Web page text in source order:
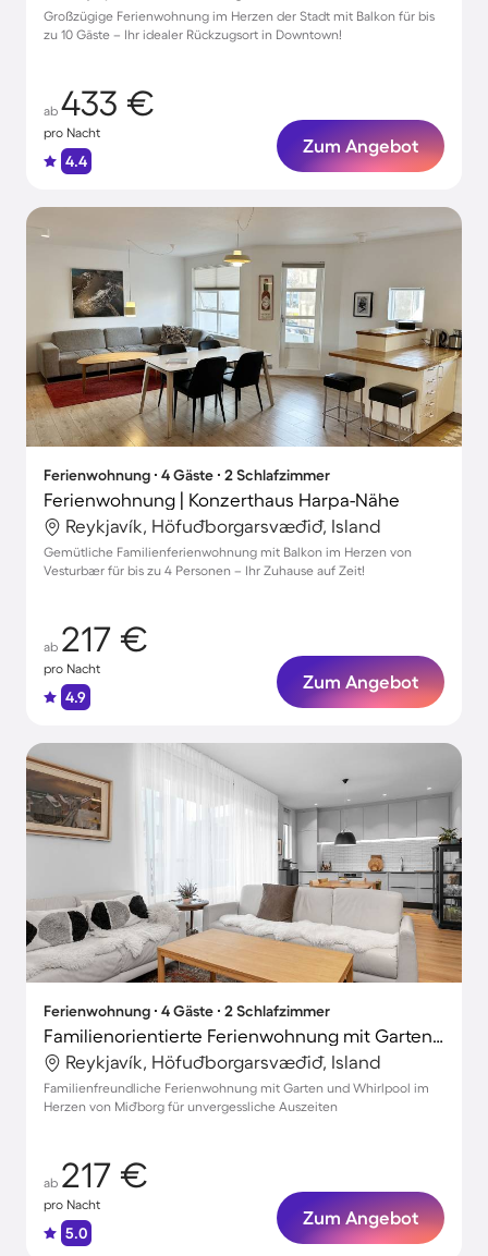
Großzügige Ferienwohnung im Herzen der Stadt mit Balkon für bis
zu 10 Gäste – Ihr idealer Rückzugsort in Downtown!
ab 433 €
pro Nacht
4.4
Zum Angebot
Ferienwohnung ∙ 4 Gäste ∙ 2 Schlafzimmer
Ferienwohnung | Konzerthaus Harpa-Nähe
Reykjavík, Höfuðborgarsvæðið, Island
Gemütliche Familienferienwohnung mit Balkon im Herzen von
Vesturbær für bis zu 4 Personen – Ihr Zuhause auf Zeit!
ab 217 €
pro Nacht
4.9
Zum Angebot
Ferienwohnung ∙ 4 Gäste ∙ 2 Schlafzimmer
Familienorientierte Ferienwohnung mit Garten und Whirlpool | Hallgrímskirkja in der Nähe | Perfekt für die Arbeit von Zuhause
Reykjavík, Höfuðborgarsvæðið, Island
Familienfreundliche Ferienwohnung mit Garten und Whirlpool im
Herzen von Miðborg für unvergessliche Auszeiten
ab 217 €
pro Nacht
5.0
Zum Angebot